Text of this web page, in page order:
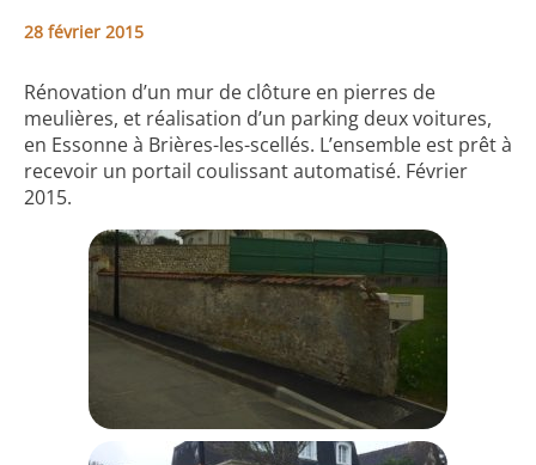
28 février 2015
Rénovation d’un mur de clôture en pierres de
meulières, et réalisation d’un parking deux voitures,
en Essonne à Brières-les-scellés. L’ensemble est prêt à
recevoir un portail coulissant automatisé. Février
2015.